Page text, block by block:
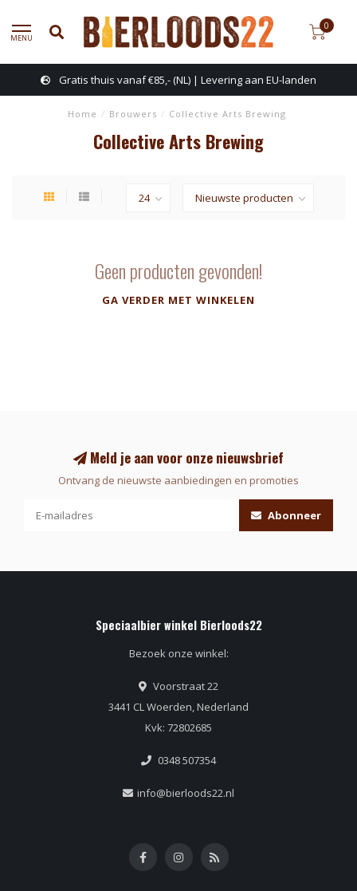
MENU
0
Gratis thuis vanaf €85,- (NL) | Levering aan EU-landen
Home / Brouwers / Collective Arts Brewing
Collective Arts Brewing
Geen producten gevonden!
GA VERDER MET WINKELEN
Meld je aan voor onze nieuwsbrief
Ontvang de nieuwste aanbiedingen en promoties
Abonneer
Speciaalbier winkel Bierloods22
Bezoek onze winkel:
Voorstraat 22
3441 CL Woerden, Nederland
Kvk: 72802685
0348 507354
info@bierloods22.nl